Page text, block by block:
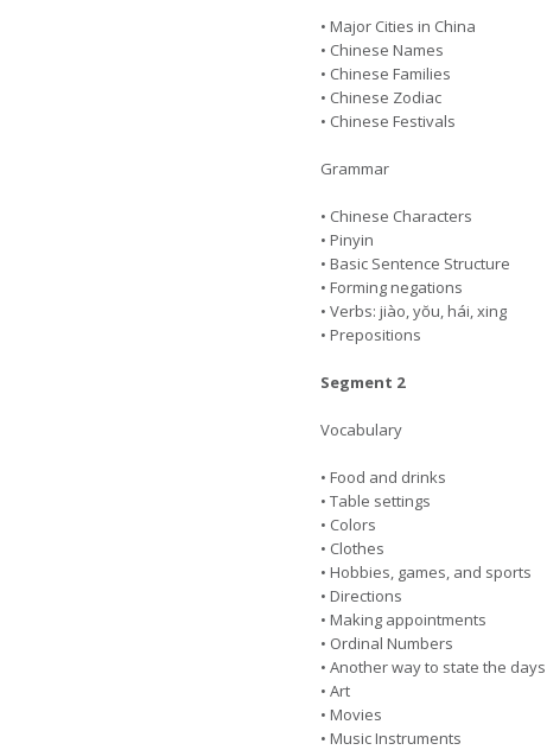
• Major Cities in China
• Chinese Names
• Chinese Families
• Chinese Zodiac
• Chinese Festivals
Grammar
• Chinese Characters
• Pinyin
• Basic Sentence Structure
• Forming negations
• Verbs: jiào, yŏu, hái, xing
• Prepositions
Segment 2
Vocabulary
• Food and drinks
• Table settings
• Colors
• Clothes
• Hobbies, games, and sports
• Directions
• Making appointments
• Ordinal Numbers
• Another way to state the
• Art
• Movies
• Music Instruments